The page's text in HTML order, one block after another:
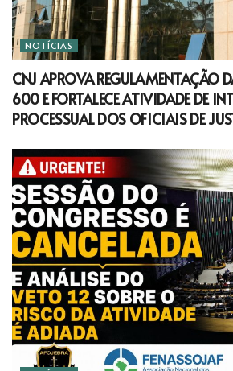
NOTÍCIAS
CNJ APROVA REGULAMENTAÇÃO
600 E FORTALECE ATIVIDADE DE
PROCESSUAL DOS OFICIAIS DE